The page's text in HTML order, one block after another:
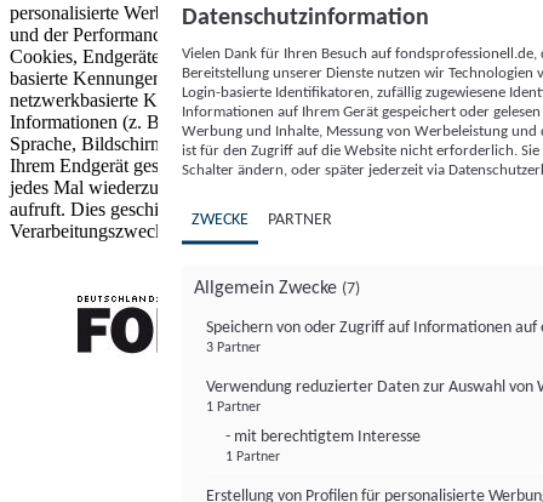
personalisierte Werbung und Inhalte, Messung von Werbeleistung
und der Performance von Inhalten sowie Zielgruppenforschung.
Cookies, Endgeräte- oder ähnliche Online-Kennungen (z. B. login-
basierte Kennungen, zufällig generierte Kennungen,
netzwerkbasierte Kennungen) können zusammen mit anderen
Informationen (z. B. Browsertyp und Browserinformationen,
Sprache, Bildschirmgröße, unterstützte Technologien usw.) auf
Ihrem Endgerät gespeichert oder von dort ausgelesen werden, um es
jedes Mal wiederzuerkennen, wenn es eine App oder einer Webseite
aufruft. Dies geschieht für einen oder mehrere der hier aufgeführten
Verarbeitungszwecke.
Datenschutzinformation
Vielen Dank für Ihren Besuch auf
Bereitstellung unserer Dienste nutzen wir Technologien
Login-basierte Identifikatoren, zufällig zugewiesene
Informationen auf Ihrem Gerät gespeichert oder
Werbung und Inhalte, Messung von Werbeleistung
ist für den Zugriff auf die Website nicht erforderlich.
Schalter ändern, oder später jederzeit via
ZWECKE PARTNER
Allgemein Zwecke (7)
Speichern von oder Zugriff auf Informationen auf
3 Partner
Verwendung reduzierter Daten zur Auswahl von
1 Partner
- mit berechtigtem Interesse
1 Partner
Erstellung von Profilen für personalisierte
FONDS professionell